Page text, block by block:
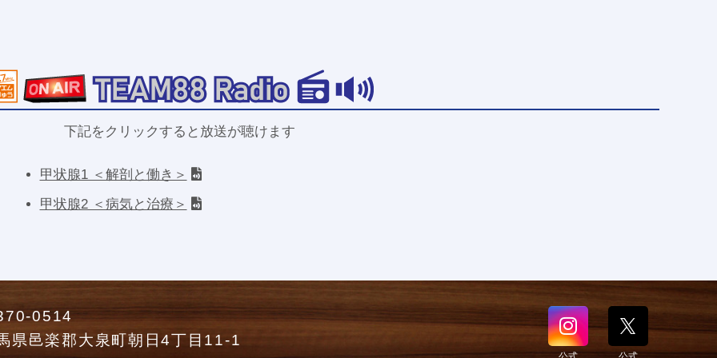
下記をクリックすると放送が聴けます
甲状腺1 ＜解剖と働き＞
甲状腺2 ＜病気と治療＞
0514
県邑楽郡大泉町朝日4丁目11-1